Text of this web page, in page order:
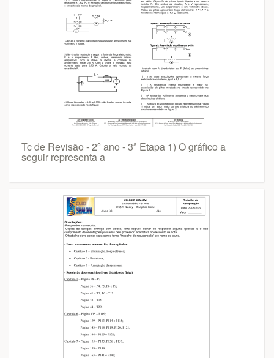
Tc de Revisão - 2º ano - 3ª Etapa 1) O gráfico a
seguir representa a